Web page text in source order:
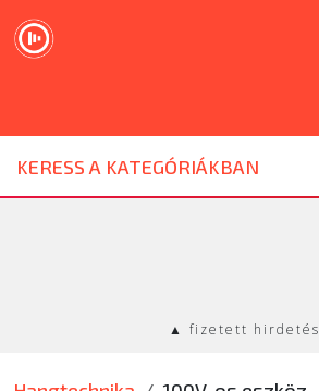
KERESS A KATEGÓRIÁKBAN
DJ ESZKÖZ
HANGTECHNIKA
▲ fizetett hirdetés